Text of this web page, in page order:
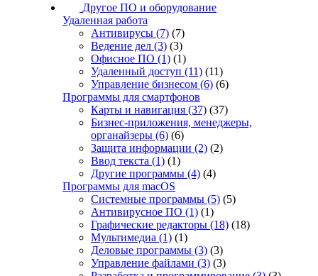
Другое ПО и оборудование
Удаленная работа
Антивирусы (7) (7)
Ведение дел (3) (3)
Офисное ПО (1) (1)
Удаленный доступ (11) (11)
Управление бизнесом (6) (6)
Программы для смартфонов
Карты и навигация (37) (37)
Бизнес-приложения, менеджеры,
органайзеры (6) (6)
Защита информации (2) (2)
Ввод текста (1) (1)
Другие программы (4) (4)
Программы для macOS
Системные программы (5) (5)
Антивирусное ПО (1) (1)
Графические редакторы (18) (18)
Мультимедиа (1) (1)
Деловые программы (3) (3)
Управление файлами (3) (3)